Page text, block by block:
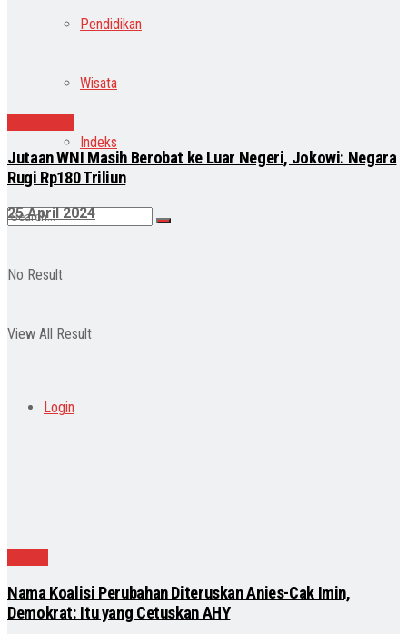
Pendidikan
Wisata
Indeks
No Result
View All Result
Login
Jutaan WNI Masih Berobat ke Luar Negeri, Jokowi: Negara
Rugi Rp180 Triliun
25 April 2024
Nama Koalisi Perubahan Diteruskan Anies-Cak Imin,
Demokrat: Itu yang Cetuskan AHY